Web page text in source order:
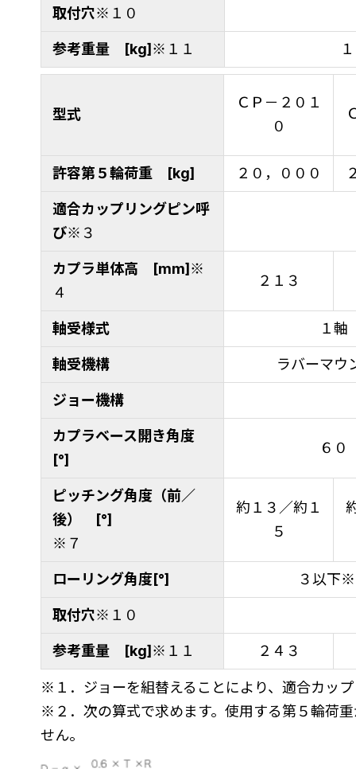
取付穴※１０
参考重量 [kg] ※１１
型式
ＣＰ－２０１
０
許容第５輪荷重 [kg] ２０，０００
適合カップリングピン呼
び※３
カプラ単体高 [mm] ※
４
２１３
軸受様式 １軸
軸受機構 ラバーマウ
ジョー機構
カプラベース開き角度
[°]
６０
ピッチング角度（前／
後） [°]
※７
約１３／約１
５
ローリング角度[°] ３以下
取付穴※１０
参考重量 [kg] ※１１ ２４３
※１．ジョーを組替えることにより、適合カッ
※２．次の算式で求めます。使用する第５輪荷
せん。